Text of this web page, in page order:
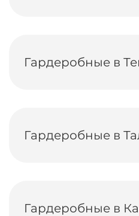
Гардеробные в
Гардеробные в
Гардеробные в